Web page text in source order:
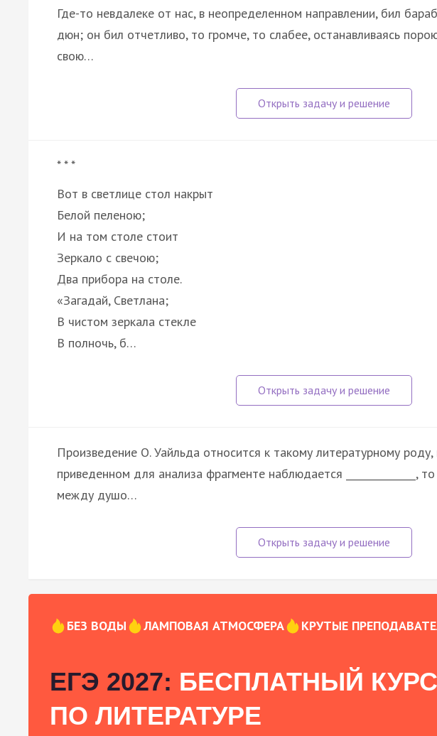
Где-то невдалеке от нас, в неопределенном направлении, бил
дюн; он бил отчетливо, то громче, то слабее, останавливаясь
свою…
* * *
Вот в светлице стол накрыт
Белой пеленою;
И на том столе стоит
Зеркало с свечою;
Два прибора на столе.
«Загадай, Светлана;
В чистом зеркала стекле
В полночь, б…
Произведение О. Уайльда относится к такому литературному роду,
приведенном для анализа фрагменте наблюдается ______________,
между душо…
БЕЗ ВОДЫ ЛАМПОВАЯ АТМОСФЕРА КРУТЫЕ
ЕГЭ 2027: БЕСПЛАТНЫЙ КУРС
ПО ЛИТЕРАТУРЕ